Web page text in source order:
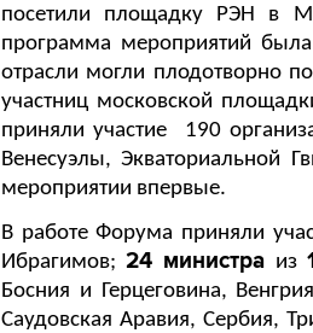
посетили площадку РЭН в
программа мероприятий
отрасли могли плодотворно
участниц московской
приняли участие
190
Венесуэлы, Экваториальной
мероприятии впервые.
В работе Форума приняли
Ибрагимов; 24 министра из
Босния и Герцеговина,
Саудовская Аравия, Сербия,